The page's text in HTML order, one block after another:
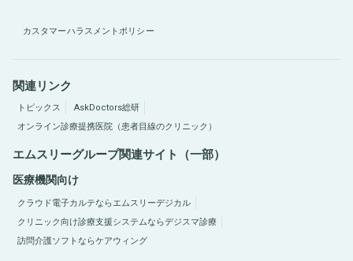
カスタマーハラスメントポリシー
関連リンク
トピックス
AskDoctors総研
オンライン診療提携医院（患者目線のクリニック）
エムスリーグループ関連サイト（一部）
医療機関向け
クラウド電子カルテならエムスリーデジカル
クリニック向け診療支援システムならデジスマ診療
訪問介護ソフトならケアウィング